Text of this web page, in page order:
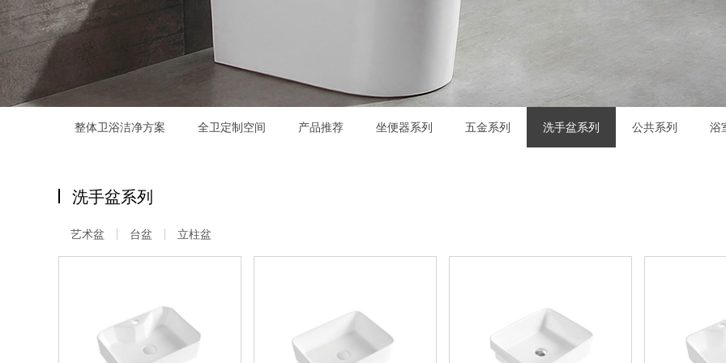
整体卫浴洁净方案 全卫定制空间 产品推荐 坐便器系列 五金系列 洗手盆系列 公共系列 浴
洗手盆系列
艺术盆 台盆 立柱盆